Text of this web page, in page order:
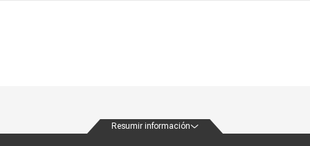
a TP-Link para acompañar cada jornada de uso de forma práctica,
Resumir información